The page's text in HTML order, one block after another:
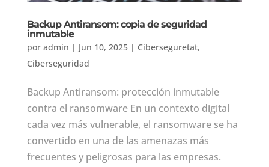
Backup Antiransom: copia de seguridad
inmutable
por admin | Jun 10, 2025| Ciberseguretat,
Ciberseguridad
Backup Antiransom: protección inmutable
contra el ransomware En un contexto digital
cada vez más vulnerable, el ransomware se ha
convertido en una de las amenazas más
frecuentes y peligrosas para las empresas.